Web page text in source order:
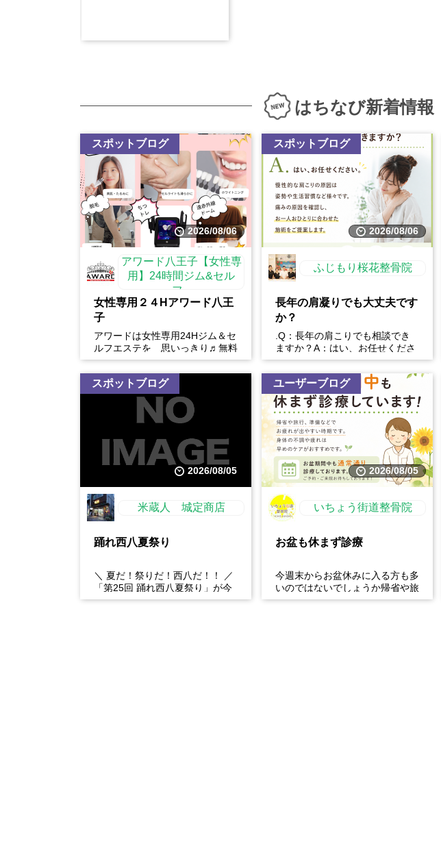
はちなび新着情報
スポットブログ
2026/08/06
アワード八王子【女性専
用】24時間ジム&セル
フ...
女性専用２４Hアワード八王
子
アワードは女性専用24Hジム＆セ
ルフエステを 思いっきり♬無料
体験開催中
スポットブログ
2026/08/06
ふじもり桜花整骨院
長年の肩凝りでも大丈夫です
か？
.Q：長年の肩こりでも相談でき
ますか？A：はい、お任せくださ
い。慢性的な肩こりの原因は姿勢
や生活習慣など様々です。...
スポットブログ
2026/08/05
米蔵人 城定商店
踊れ西八夏祭り
＼ 夏だ！祭りだ！西八だ！！ ／
「第25回 踊れ西八夏祭り」が今
年もやってくる！ 伝統の【阿波
ユーザーブログ
2026/08/05
いちょう街道整骨院
お盆も休まず診療
今週末からお盆休みに入る方も多
いのではないでしょうか帰省や旅
行、長時間の運転などで、肩こ